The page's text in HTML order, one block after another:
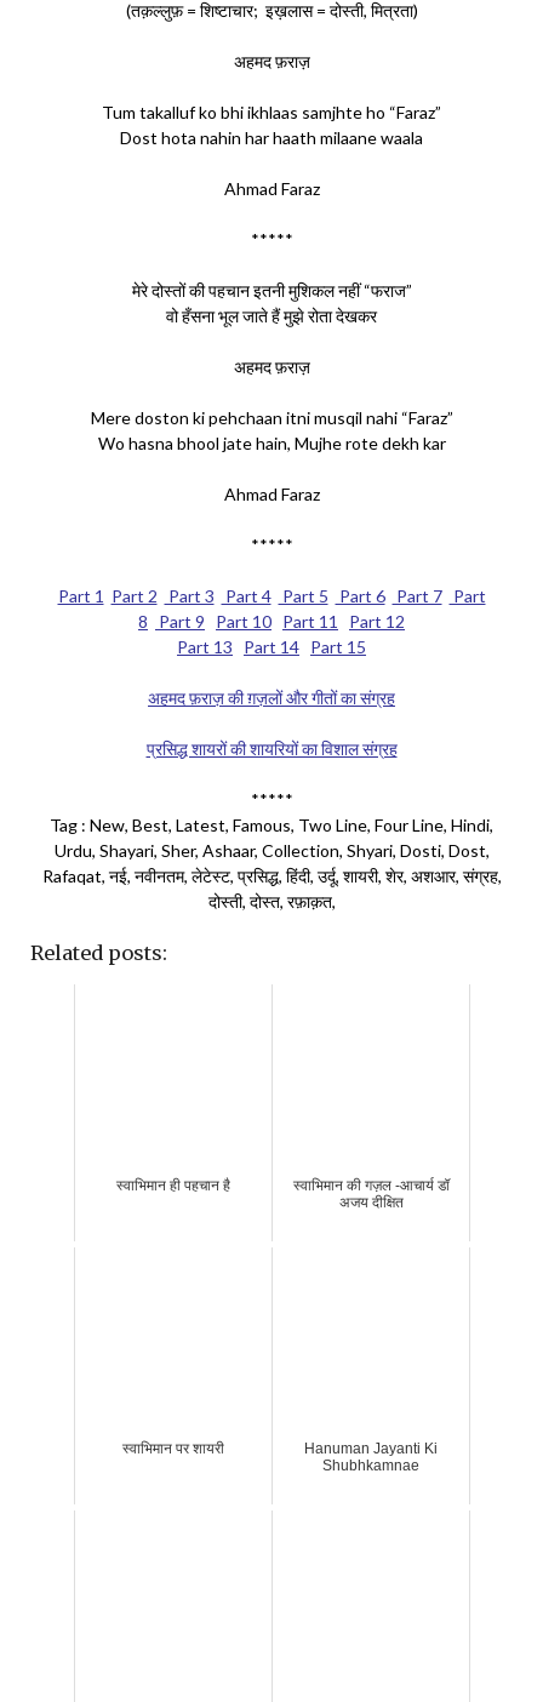
(तक़ल्लुफ़ = शिष्टाचार; इख़लास = दोस्ती, मित्रता)
अहमद फ़राज़
Tum takalluf ko bhi ikhlaas samjhte ho “Faraz”
Dost hota nahin har haath milaane waala
Ahmad Faraz
*****
मेरे दोस्तों की पहचान इतनी मुशिकल नहीं “फराज”
वो हँसना भूल जाते हैं मुझे रोता देखकर
अहमद फ़राज़
Mere doston ki pehchaan itni musqil nahi “Faraz”
Wo hasna bhool jate hain, Mujhe rote dekh kar
Ahmad Faraz
*****
Part 1 Part 2 Part 3 Part 4 Part 5 Part 6 Part 7
Part
8
Part 9 Part 10 Part 11
Part 12
Part 13
Part 14 Part 15
अहमद फ़राज़ की ग़ज़लों और गीतों का संग्रह
प्रसिद्ध शायरों की शायरियों का विशाल संग्रह
*****
Tag : New, Best, Latest, Famous, Two Line, Four Line, Hindi,
Urdu, Shayari, Sher, Ashaar, Collection, Shyari, Dosti, Dost,
Rafaqat, नई, नवीनतम, लेटेस्ट, प्रसिद्ध, हिंदी, उर्दू, शायरी, शेर, अशआर, संग्रह,
दोस्ती, दोस्त, रफ़ाक़त,
Related posts:
स्वाभिमान ही पहचान है
स्वाभिमान की गज़ल -आचार्य डॉ
अजय दीक्षित
स्वाभिमान पर शायरी
Hanuman Jayanti Ki
Shubhkamnae